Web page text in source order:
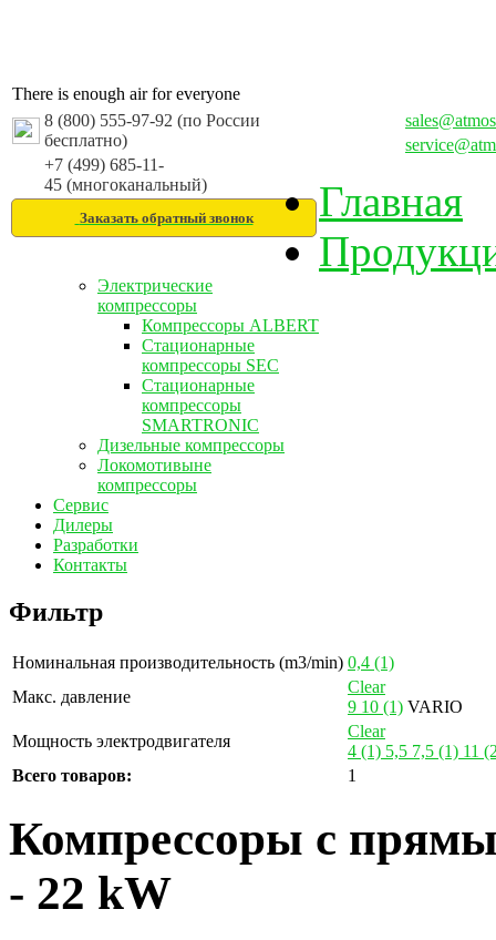
There is enough air for everyone
8 (800) 555-97-92 (по России
бесплатно)
+7 (499) 685-11-
45 (многоканальный)
Заказать обратный звонок
Главная
Электрические
компрессоры
Компрессоры ALBERT
Стационарные
компрессоры SEC
Стационарные
компрессоры
SMARTRONIC
Дизельные компрессоры
Локомотивыне
компрессоры
Сервис
Дилеры
Разработки
Контакты
Фильтр
Номинальная производительность (m3/min) 0,4 (1)
Макс. давление
Clear
9 10 (1) VARIO
Мощность электродвигателя
Clear
4 (1) 5,5 7,5 (1) 11
Всего товаров:
1
Компрессоры с
- 22 kW